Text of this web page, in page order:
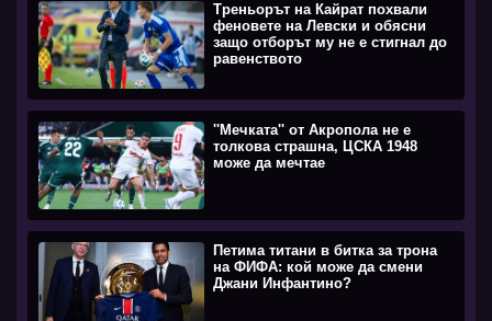
Треньорът на Кайрат похвали
феновете на Левски и обясни
защо отборът му не е стигнал до
равенството
''Мечката'' от Акропола не е
толкова страшна, ЦСКА 1948
може да мечтае
Петима титани в битка за трона
на ФИФА: кой може да смени
Джани Инфантино?